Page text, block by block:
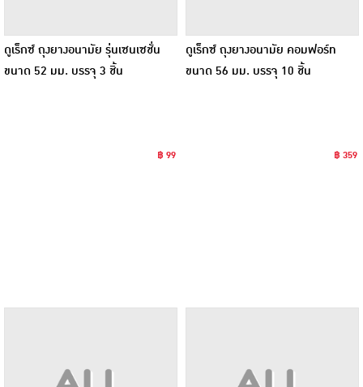
ดูเร็กซ์ ถุงยางอนามัย รุ่นเซนเซชั่น
ขนาด 52 มม. บรรจุ 3 ชิ้น
฿ 99
ดูเร็กซ์ ถุงยางอนามัย คอมฟอร์ท
ขนาด 56 มม. บรรจุ 10 ชิ้น
฿ 359